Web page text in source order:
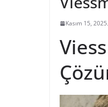
Kasım 15, 2025